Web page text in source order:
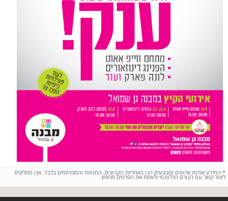
* המידע אודות ארועים ומבצעים הנו באחריות הקניונים, החנויות והמפרסמים בלבד. אנו ממליצים
ליצור קשר עם הגורם הרלוונטי ולאמת את הפרטים מראש.